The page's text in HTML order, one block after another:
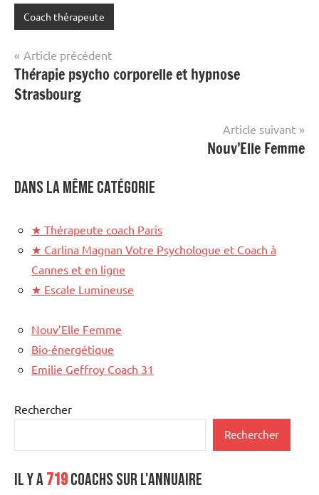
Coach thérapeute
Navigation
de
l’article
Article précédent
Thérapie psycho corporelle et hypnose
Strasbourg
Article suivant
Nouv’Elle Femme
Dans la même catégorie
★ Thérapeute coach Paris
★ Carlina Magnan Votre Psychologue et Coach à
Cannes et en ligne
★ Escale Lumineuse
Nouv’Elle Femme
Bio-énergétique
Emilie Geffroy Coach 31
Rechercher
Rechercher
Il y a719coachs sur l'annuaire